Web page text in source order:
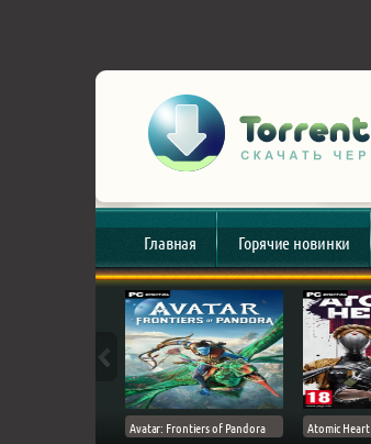
Главная Горячие новинки
Avatar: Frontiers of Pandora Atomic Heart